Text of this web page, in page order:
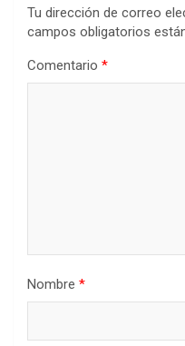
Tu dirección de correo
campos obligatorios
Comentario *
Nombre *